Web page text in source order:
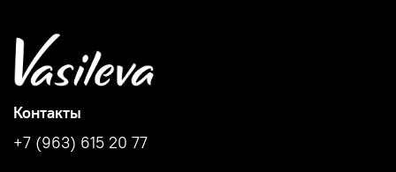
Контакты
+7 (963) 615 20 77